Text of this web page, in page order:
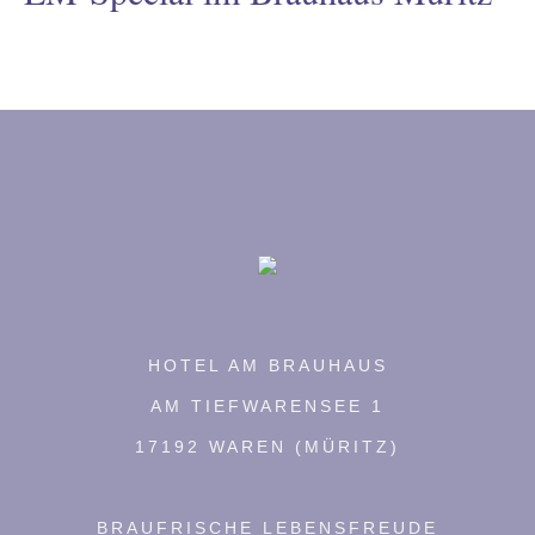
HOTEL AM BRAUHAUS
AM TIEFWARENSEE 1
17192 WAREN (MÜRITZ)
BRAUFRISCHE LEBENSFREUDE